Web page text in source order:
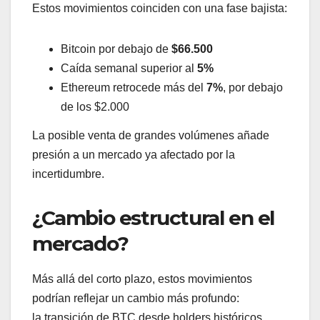
Estos movimientos coinciden con una fase bajista:
Bitcoin por debajo de $66.500
Caída semanal superior al 5%
Ethereum retrocede más del 7%, por debajo
de los $2.000
La posible venta de grandes volúmenes añade
presión a un mercado ya afectado por la
incertidumbre.
¿Cambio estructural en el
mercado?
Más allá del corto plazo, estos movimientos
podrían reflejar un cambio más profundo: